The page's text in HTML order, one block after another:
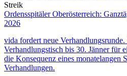
Streik
Ordensspitäler Oberösterreich:
2026
vida fordert neue
Verhandlungstisch bis 30. Jänner für
die Konsequenz eines monatelangen
Verhandlungen.